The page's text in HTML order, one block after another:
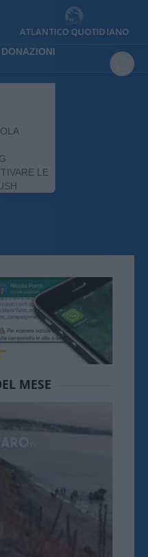
ATLANTICO QUOTIDIANO
LE
MESE